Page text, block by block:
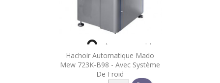
Hachoir Automatique Mado
Mew 723K-B98 - Avec Système
De Froid
 Aperçu rapide